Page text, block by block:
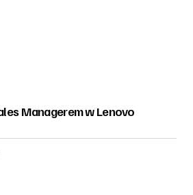
Managerem w Lenovo